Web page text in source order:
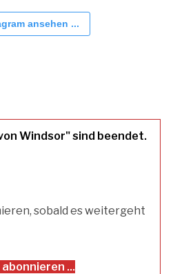
ansehen ...
Windsor" sind beendet.
sobald es weitergeht
...